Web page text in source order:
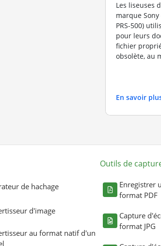
Les liseuses
marque
PRS-500)
pour leurs
fichier
obsolète, au
En savoir
de hachage
d'image
au format natif d'un
Outils de
Enregistrer
format PDF
Capture
format JPG